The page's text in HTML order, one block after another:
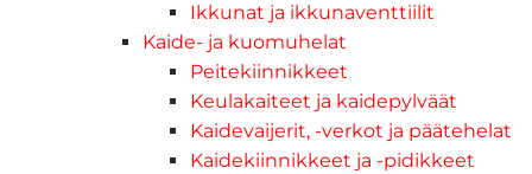
Ikkunat ja ikkunaventtiilit
Kaide- ja kuomuhelat
Peitekiinnikkeet
Keulakaiteet ja kaidepylväät
Kaidevaijerit, -verkot ja päätehelat
Kaidekiinnikkeet ja -pidikkeet